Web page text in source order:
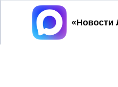
Принять